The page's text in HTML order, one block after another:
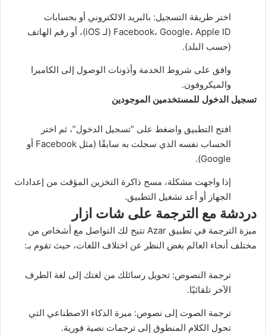
اختر طريقة التسجيل: بالبريد الالكتروني أو بحسابات
Facebook، Google، Apple ID (لـ iOS)، أو رقم الهاتف
(حسب البلد).​
وافق على شروط الخدمة وأذونات الوصول إلى الكاميرا
والميكروفون.​
تسجيل الدخول للمستخدمين الموجودين
افتح التطبيق واضغط على “تسجيل الدخول”، ثم اختر
الحساب نفسه الذي سجلت به سابقًا (مثل Facebook أو
Google).
إذا واجهت مشكلة، مسح ذاكرة التخزين المؤقت من إعدادات
الجهاز أو أعد تشغيل التطبيق.
دردشة مع الترجمة على شات ازار
ميزة الترجمة في تطبيق Azar تتيح لك التواصل مع أشخاص من
مختلف أنحاء العالم بغض النظر عن اختلاف اللغات، حيث تقوم بـ:
ترجمة النصوص: تحويل رسائلك من لغتك إلى لغة الطرف
الآخر تلقائيًا.
ترجمة الصوت إلى نصوص: ميزة الذكاء الاصطناعي التي
تحول الكلام المنطوق إلى ترجمات نصية فورية.